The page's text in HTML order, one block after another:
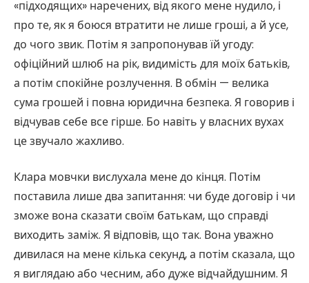
«підходящих» наречених, від якого мене нудило, і
про те, як я боюся втратити не лише гроші, а й усе,
до чого звик. Потім я запропонував їй угоду:
офіційний шлюб на рік, видимість для моїх батьків,
а потім спокійне розлучення. В обмін — велика
сума грошей і повна юридична безпека. Я говорив і
відчував себе все гірше. Бо навіть у власних вухах
це звучало жахливо.
Клара мовчки вислухала мене до кінця. Потім
поставила лише два запитання: чи буде договір і чи
зможе вона сказати своїм батькам, що справді
виходить заміж. Я відповів, що так. Вона уважно
дивилася на мене кілька секунд, а потім сказала, що
я виглядаю або чесним, або дуже відчайдушним. Я